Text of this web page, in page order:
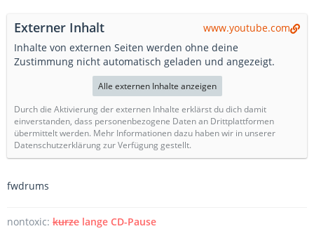
Externer Inhalt
www.youtube.com
Inhalte von externen Seiten werden ohne deine
Zustimmung nicht automatisch geladen und angezeigt.
Alle externen Inhalte anzeigen
Durch die Aktivierung der externen Inhalte erklärst du dich damit
einverstanden, dass personenbezogene Daten an Drittplattformen
übermittelt werden. Mehr Informationen dazu haben wir in unserer
Datenschutzerklärung zur Verfügung gestellt.
fwdrums
nontoxic: kurze lange CD-Pause